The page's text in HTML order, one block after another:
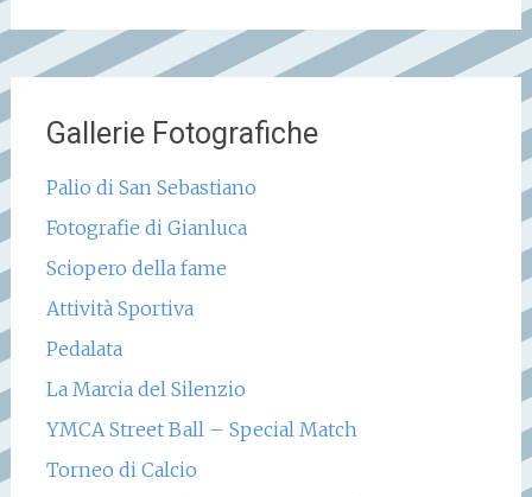
Gallerie Fotografiche
Palio di San Sebastiano
Fotografie di Gianluca
Sciopero della fame
Attività Sportiva
Pedalata
La Marcia del Silenzio
YMCA Street Ball – Special Match
Torneo di Calcio